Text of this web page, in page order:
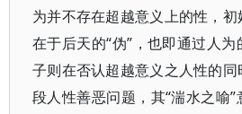
为并不存在超越意义上的性，
在于后天的“伪”，也即通过人
子则在否认超越意义之人性的
段人性善恶问题，其“湍水之喻